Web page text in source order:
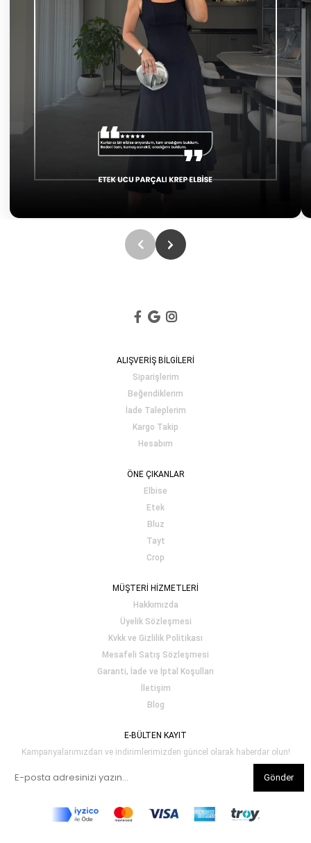
ALIŞVERİŞ BİLGİLERİ
Siparişlerim
Beğendiklerim
İade Taleplerim
Kargo Takip
Hesabım
ÖNE ÇIKANLAR
Elbise
Etek
Bluz
Tayt
Crop
MÜŞTERİ HİZMETLERİ
Hakkımızda
Üyelik Sözleşmesi
Kvkk ve Gizlilik Politikası
Mesafeli Satış Sözleşmesi
Garanti, İade ve İptal Koşulları
İletişim
Blog
E-BÜLTEN KAYIT
Kampanyalarımızdan ve indirimlerimizden güncel olarak haberdar olun!
Gönder